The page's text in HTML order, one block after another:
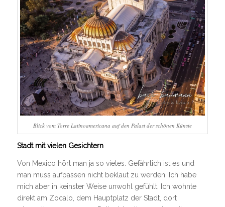
Blick vom Torre Latinoamericana auf den Palast der schönen Künste
Stadt mit vielen Gesichtern
Von Mexico hört man ja so vieles. Gefährlich ist es und
man muss aufpassen nicht beklaut zu werden. Ich habe
mich aber in keinster Weise unwohl gefühlt. Ich wohnte
direkt am Zocalo, dem Hauptplatz der Stadt, dort